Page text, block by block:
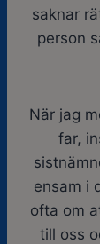
saknar
person
När jag
far,
ensam i
ofta om
till oss